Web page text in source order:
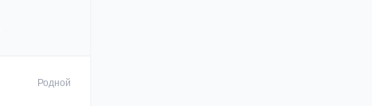
Родной